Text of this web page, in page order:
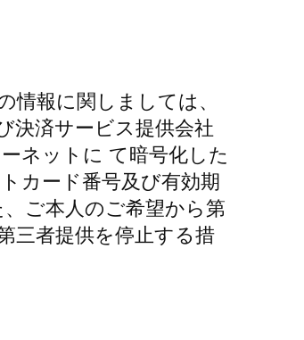
情報に関しましては、
決済サービス提供会社
ネットに て暗号化した
カード番号及び有効期
ご本人のご希望から第
三者提供を停止する措